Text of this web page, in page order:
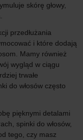
skórę głowy,
przedłużania
i które dodają
Mamy również
wygląd w ciągu
trwałe
do włosów często
pięknymi detalami
spinki do włosów,
tego, czy masz